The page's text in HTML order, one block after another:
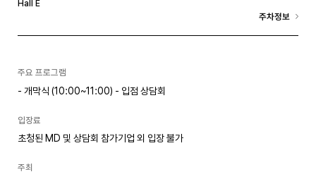
Hall E
주차정보
주요 프로그램
- 개막식 (10:00~11:00) - 입점 상담회
입장료
초청된 MD 및 상담회 참가기업 외 입장 불가
주최